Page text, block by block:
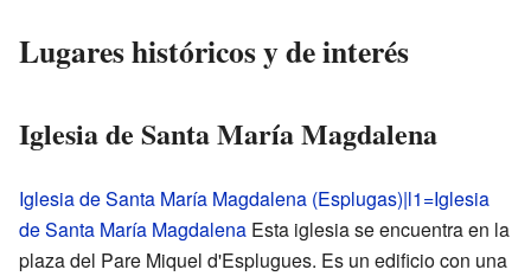
Lugares históricos y de interés
Iglesia de Santa María Magdalena
Iglesia de Santa María Magdalena (Esplugas)|l1=Iglesia
de Santa María Magdalena Esta iglesia se encuentra en la
plaza del Pare Miquel d'Esplugues. Es un edificio con una